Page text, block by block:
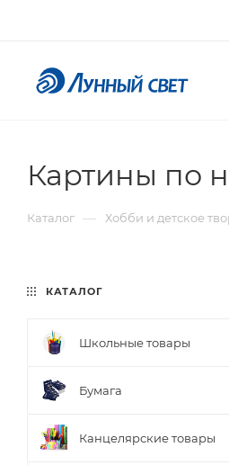
Картины по
Каталог — Хобби и детское
КАТАЛОГ
Школьные товары
Бумага
Канцелярские товары